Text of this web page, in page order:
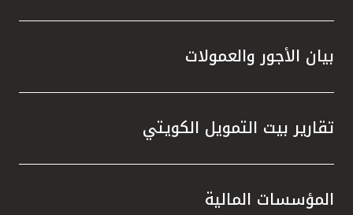
بيان الأجور والعمولات
تقارير بيت التمويل الكويتي
المؤسسات المالية